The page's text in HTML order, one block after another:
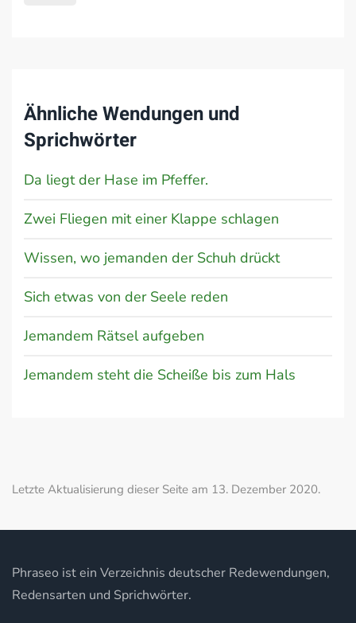
Ähnliche Wendungen und
Sprichwörter
Da liegt der Hase im Pfeffer.
Zwei Fliegen mit einer Klappe schlagen
Wissen, wo jemanden der Schuh drückt
Sich etwas von der Seele reden
Jemandem Rätsel aufgeben
Jemandem steht die Scheiße bis zum Hals
Letzte Aktualisierung dieser Seite am 13. Dezember 2020.
Phraseo ist ein Verzeichnis deutscher Redewendungen,
Redensarten und Sprichwörter.